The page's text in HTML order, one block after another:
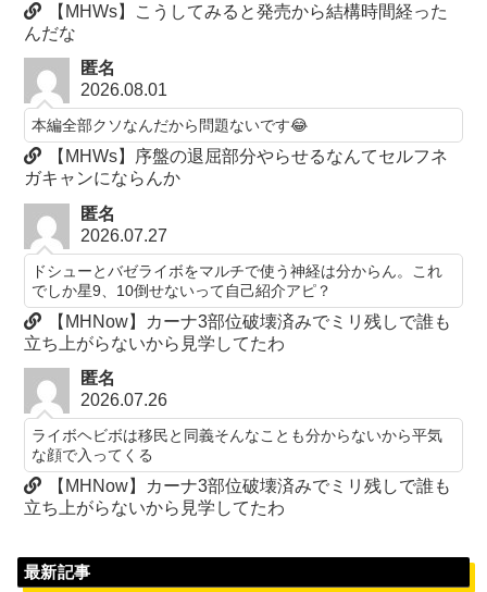
【MHWs】こうしてみると発売から結構時間経った
んだな
匿名
2026.08.01
本編全部クソなんだから問題ないです😂
【MHWs】序盤の退屈部分やらせるなんてセルフネ
ガキャンにならんか
匿名
2026.07.27
ドシューとバゼライボをマルチで使う神経は分からん。これ
でしか星9、10倒せないって自己紹介アピ？
【MHNow】カーナ3部位破壊済みでミリ残しで誰も
立ち上がらないから見学してたわ
匿名
2026.07.26
ライボヘビボは移民と同義そんなことも分からないから平気
な顔で入ってくる
【MHNow】カーナ3部位破壊済みでミリ残しで誰も
立ち上がらないから見学してたわ
最新記事